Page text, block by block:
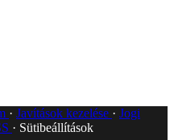
Javítások kezelése
Jogi
Sütibeállítások